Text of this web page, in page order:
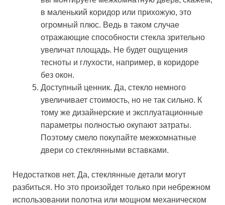
в маленький коридор или прихожую, это
огромный плюс. Ведь в таком случае
отражающие способности стекла зрительно
увеличат площадь. Не будет ощущения
тесноты и глухости, например, в коридоре
без окон.
Доступный ценник. Да, стекло немного
увеличивает стоимость, но не так сильно. К
тому же дизайнерские и эксплуатационные
параметры полностью окупают затраты.
Поэтому смело покупайте межкомнатные
двери со стеклянными вставками.
Недостатков нет. Да, стеклянные детали могут
разбиться. Но это произойдет только при небрежном
использовании полотна или мощном механическом